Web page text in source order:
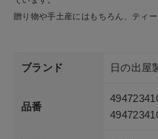
贈り物や手土産にはもちろん、ティ
ブランド 日の出屋
品番